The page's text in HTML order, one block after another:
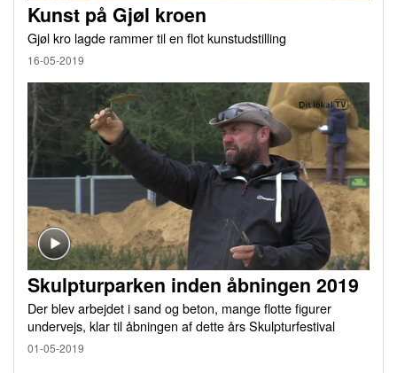
Kunst på Gjøl kroen
Gjøl kro lagde rammer til en flot kunstudstilling
16-05-2019
Skulpturparken inden åbningen 2019
Der blev arbejdet i sand og beton, mange flotte figurer
undervejs, klar til åbningen af dette års Skulpturfestival
01-05-2019